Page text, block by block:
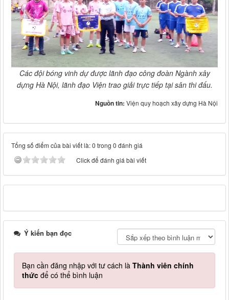
Các đội bóng vinh dự được lãnh đạo công đoàn Ngành xây
dựng Hà Nội, lãnh đạo Viện trao giải trực tiếp tại sân thi đấu.
Nguồn tin: Viện quy hoạch xây dựng Hà Nội
Tổng số điểm của bài viết là: 0 trong 0 đánh giá
Click để đánh giá bài viết
Ý kiến bạn đọc
Bạn cần đăng nhập với tư cách là Thành viên chính
thức để có thể bình luận